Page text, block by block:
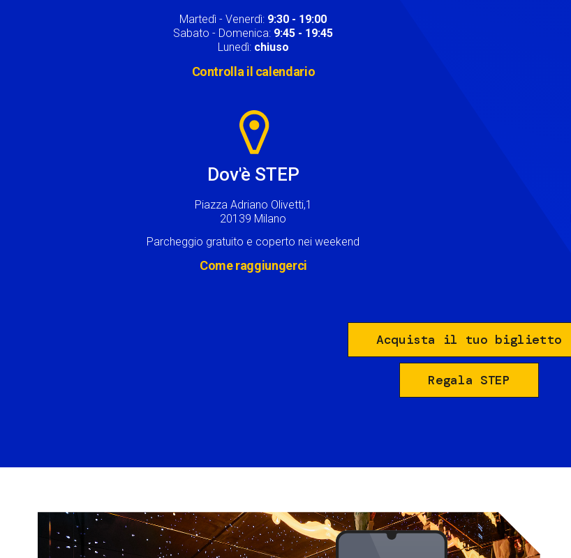
Martedì - Venerdì: 9:30 - 19:00
Sabato - Domenica: 9:45 - 19:45
Lunedì: chiuso
Controlla il calendario
Dov'è STEP
Piazza Adriano Olivetti,1
20139 Milano
Parcheggio gratuito e coperto nei weekend
Come raggiungerci
Acquista il tuo biglietto
Regala STEP